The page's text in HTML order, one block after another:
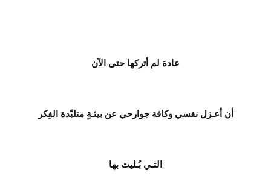
عادة لم أتركها حتى الآن
أن أعـزل نفسي وكافة جوارحي عن بيئـةٍ متلبّدة الفِكر
التـي بُـليت بها